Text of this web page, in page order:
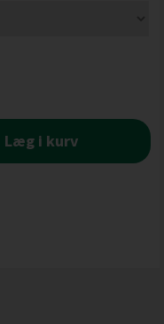
Læg i kurv